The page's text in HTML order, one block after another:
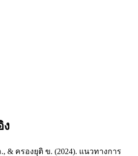
ง
& ครองยุติ ข. (2024). แนวทางการ